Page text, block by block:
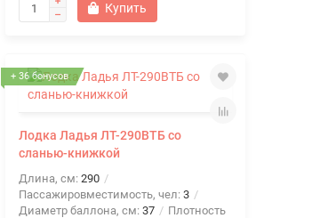
Купить
+ 36 бонусов
Лодка Ладья ЛТ-290ВТБ со
сланью-книжкой
Длина, см: 290
Пассажировместимость, чел: 3
Диаметр баллона, см: 37
Плотность